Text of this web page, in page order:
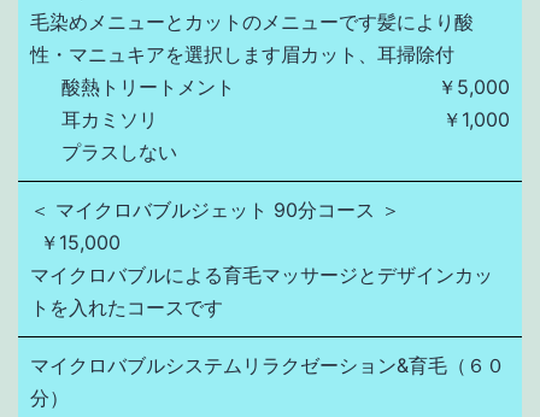
毛染めメニューとカットのメニューです髪により酸
性・マニュキアを選択します眉カット、耳掃除付
酸熱トリートメント
￥5,000
耳カミソリ
￥1,000
プラスしない
＜ マイクロバブルジェット 90分コース ＞
￥15,000
マイクロバブルによる育毛マッサージとデザインカッ
トを入れたコースです
マイクロバブルシステムリラクゼーション&育毛（６０
分）